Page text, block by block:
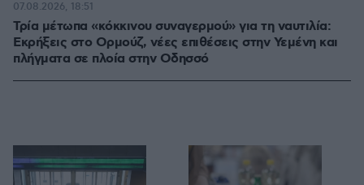
Τρία μέτωπα «κόκκινου συναγερμού» για τη ναυτιλία:
Εκρήξεις στο Ορμούζ, νέες επιθέσεις στην Υεμένη και
πλήγματα σε πλοία στην Οδησσό
07.08.2026, 18:51